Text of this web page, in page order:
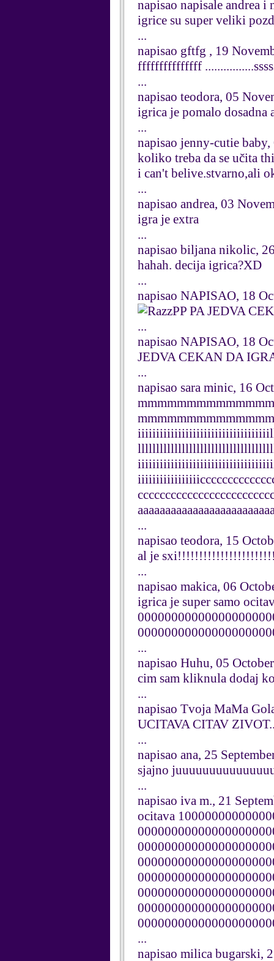
napisao napisale andrea
igrice su super veliki
...
napisao gftfg , 19
fffffffffffffff
...
napisao teodora, 05
igrica je pomalo dosadna
...
napisao jenny-cutie
koliko treba da se učita
i can't belive.stvarno,ali
...
napisao andrea, 03
igra je extra
...
napisao biljana nikolic,
hahah. decija igrica?XD
...
napisao NAPISAO, 18
PP PA JEDVA
...
napisao NAPISAO, 18
JEDVA CEKAN DA
...
napisao sara minic, 16
...
napisao teodora, 15
al je
...
napisao makica, 06
igrica je super samo
...
napisao Huhu, 05
cim sam kliknula dodaj
...
napisao Tvoja MaMa
UCITAVA CITAV
...
napisao ana, 25
sjajno
...
napisao iva m., 21
ocitava
...
napisao milica bugarski,